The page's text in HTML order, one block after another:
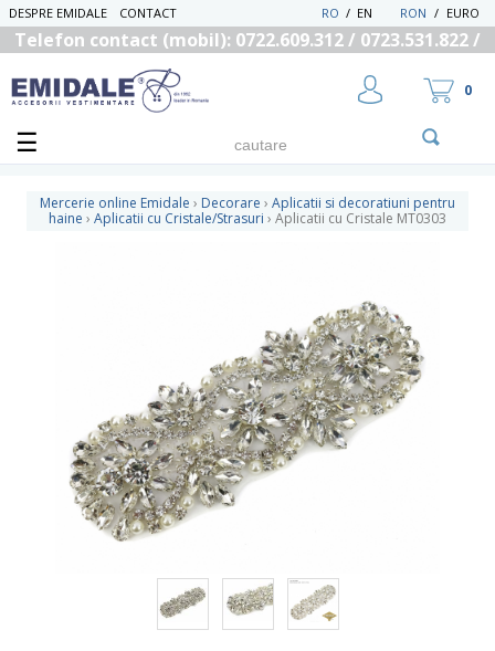
DESPRE EMIDALE CONTACT RON / EURO
EN
/
RO
Telefon contact (mobil): 0722.609.312 / 0723.531.822 /
0
Mercerie online Emidale › Decorare › Aplicatii si decoratiuni pentru
haine › Aplicatii cu Cristale/Strasuri › Aplicatii cu Cristale MT0303